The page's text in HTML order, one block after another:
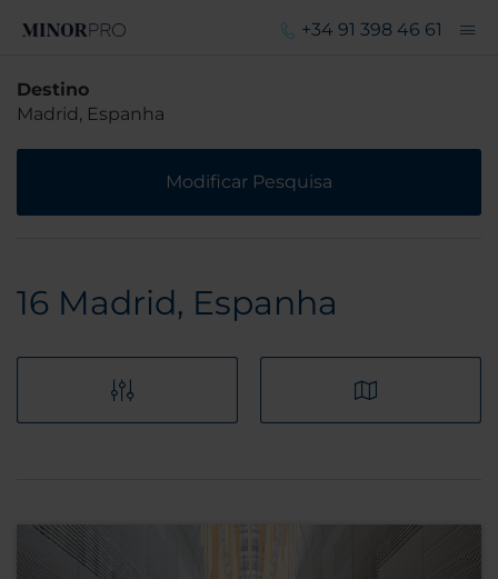
+34 91 398 46 61
Destino
Madrid, Espanha
Modificar Pesquisa
16 Madrid, Espanha